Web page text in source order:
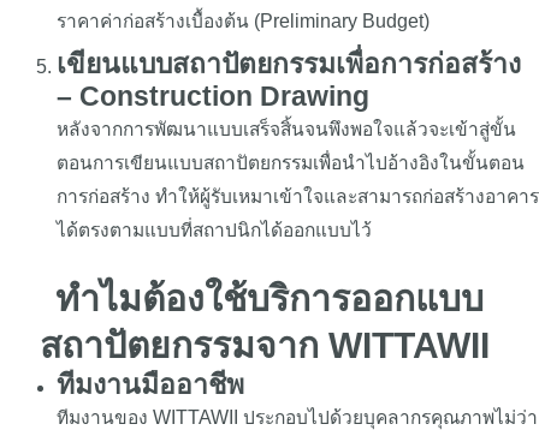
ราคาค่าก่อสร้างเบื้องต้น (Preliminary Budget)
เขียนแบบสถาปัตยกรรมเพื่อการก่อสร้าง
– Construction Drawing
หลังจากการพัฒนาแบบเสร็จสิ้นจนพึงพอใจแล้วจะเข้าสู่ขั้น
ตอนการเขียนแบบสถาปัตยกรรมเพื่อนำไปอ้างอิงในขั้นตอน
การก่อสร้าง ทำให้ผู้รับเหมาเข้าใจและสามารถก่อสร้างอาคาร
ได้ตรงตามแบบที่สถาปนิกได้ออกแบบไว้
ทำไมต้องใช้บริการออกแบบ
สถาปัตยกรรมจาก WITTAWII
ทีมงานมืออาชีพ
ทีมงานของ WITTAWII ประกอบไปด้วยบุคลากรคุณภาพไม่ว่า